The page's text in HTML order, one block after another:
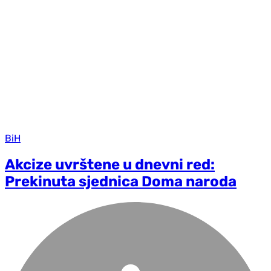
BiH
Akcize uvrštene u dnevni red:
Prekinuta sjednica Doma naroda